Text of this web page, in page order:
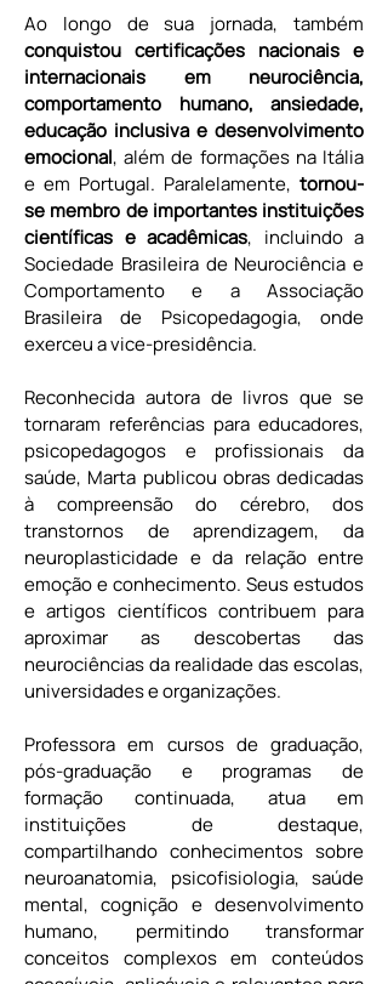
conquistou certificações nacionais e
internacionais em neurociência,
comportamento humano, ansiedade,
educação inclusiva e desenvolvimento
emocional, além de formações na Itália
e em Portugal. Paralelamente, tornou-
se membro de importantes instituições
científicas e acadêmicas, incluindo a
Sociedade Brasileira de Neurociência e
Comportamento e a Associação
Brasileira de Psicopedagogia, onde
exerceu a vice-presidência.
Reconhecida autora de livros que se
tornaram referências para educadores,
psicopedagogos e profissionais da
saúde, Marta publicou obras dedicadas
à compreensão do cérebro, dos
transtornos de aprendizagem, da
neuroplasticidade e da relação entre
emoção e conhecimento. Seus estudos
e artigos científicos contribuem para
aproximar as descobertas das
neurociências da realidade das escolas,
universidades e organizações.
Professora em cursos de graduação,
pós-graduação e programas de
formação continuada, atua em
instituições de destaque,
compartilhando conhecimentos sobre
neuroanatomia, psicofisiologia, saúde
mental, cognição e desenvolvimento
humano, permitindo transformar
conceitos complexos em conteúdos